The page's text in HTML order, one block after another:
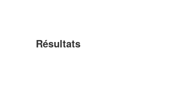
Résultats